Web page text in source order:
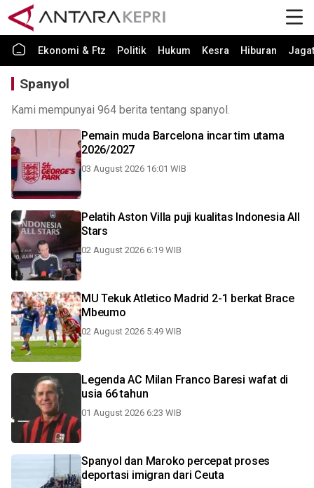
Ekonomi & Ftz Politik Hukum Kesra Hiburan Jagat
Spanyol
Kami mempunyai 964 berita tentang spanyol.
Pemain muda Barcelona incar tim utama
2026/2027
03 August 2026 16:01 WIB
Pelatih Aston Villa puji kualitas Indonesia All
Stars
02 August 2026 6:19 WIB
MU Tekuk Atletico Madrid 2-1 berkat Brace
Mbeumo
02 August 2026 5:49 WIB
Legenda AC Milan Franco Baresi wafat di
usia 66 tahun
01 August 2026 6:23 WIB
Spanyol dan Maroko percepat proses
deportasi imigran dari Ceuta